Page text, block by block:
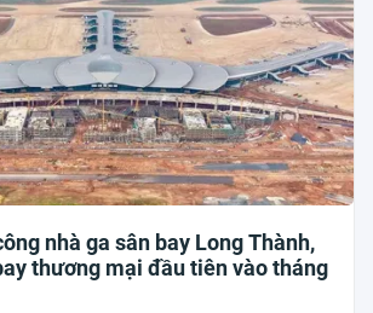
nhà ga sân bay Long Thành,
thương mại đầu tiên vào tháng